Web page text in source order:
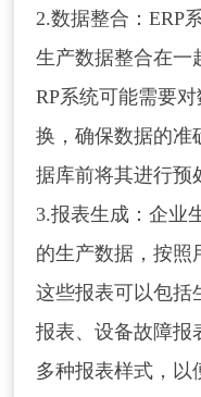
请输入关
2.数据整合：ERP
生产数据整合在一
RP系统可能需要
换，确保数据的准
据库前将其进行预
3.报表生成：企业
的生产数据，按照
这些报表可以包括
报表、设备故障报
多种报表样式，以